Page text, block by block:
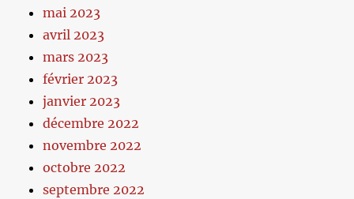
mai 2023
avril 2023
mars 2023
février 2023
janvier 2023
décembre 2022
novembre 2022
octobre 2022
septembre 2022